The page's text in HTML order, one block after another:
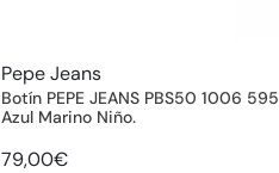
Pepe Jeans
Botín PEPE JEANS PBS50 1006 595
Azul Marino Niño.
79,00€